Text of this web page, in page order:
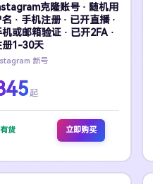
克隆账号 · 随机用
名 · 手机注册 · 已开直播 ·
机或邮箱验证 · 已开2FA ·
册1-30天
新号
起
货 立即购买